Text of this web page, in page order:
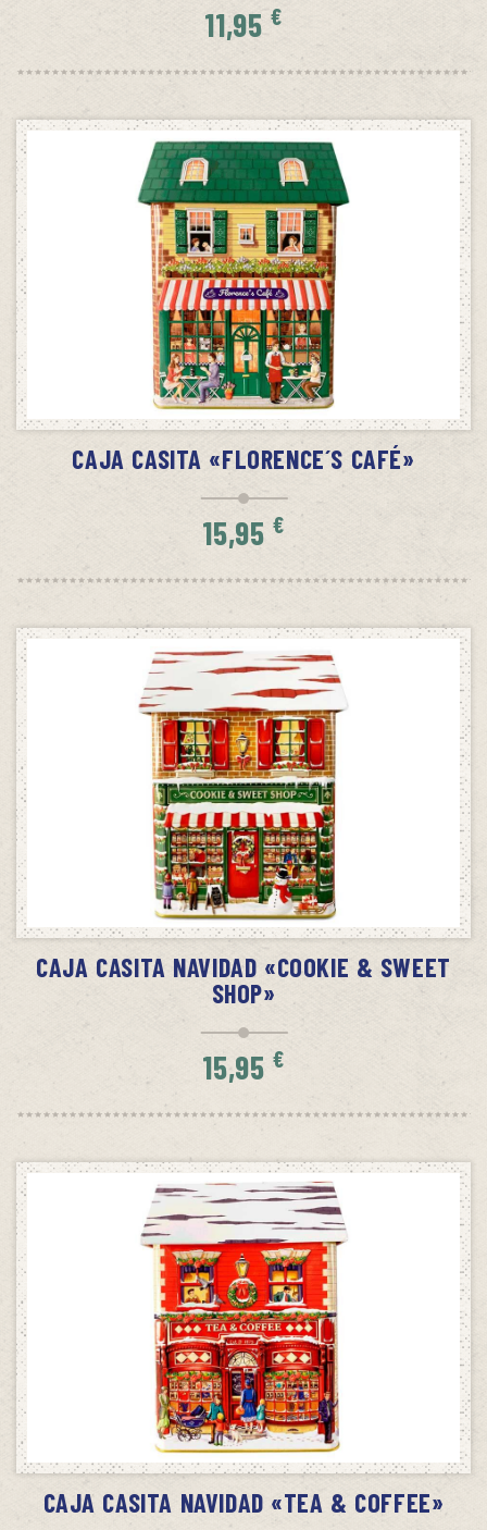
11,95 €
SIN STOCK
AVÍSAME CUANDO HAYA STOCK
CAJA CASITA «FLORENCE´S CAFÉ»
15,95 €
SIN STOCK
AVÍSAME CUANDO HAYA STOCK
CAJA CASITA NAVIDAD «COOKIE & SWEET
SHOP»
15,95 €
SIN STOCK
AVÍSAME CUANDO HAYA STOCK
CAJA CASITA NAVIDAD «TEA & COFFEE»